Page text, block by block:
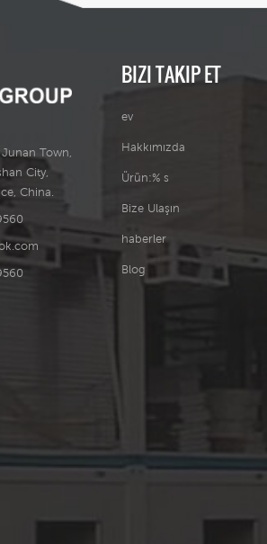
Town,
City,
China.
BIZI TAKIP ET
ev
Hakkımızda
Ürün:% s
Bize Ulaşın
haberler
Blog